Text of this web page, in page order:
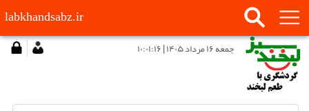
labkhandsabz.ir
جمعه ۱۶ مرداد ۱۴۰۵ | ۱۰:۰۱:۱۶